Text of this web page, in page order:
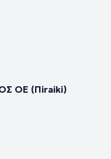
ΟΕ (Πiraiki)